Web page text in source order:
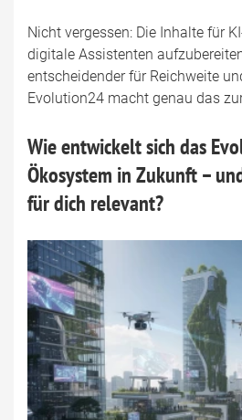
Nicht vergessen: Die Inhalte für
digitale Assistenten
entscheidender für Reichweite
Evolution24 macht genau das
Wie entwickelt sich das
Ökosystem in Zukunft –
für dich relevant?